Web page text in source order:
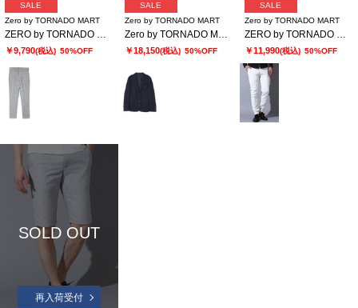
SALE
Zero by TORNADO MART
ZERO by TORNADO MART∴ウールポンチストレッチパンツ
￥9,790(税込) 50%OFF
SALE
Zero by TORNADO MART
Zero by TORNADO MART∴アーミーパールニットジャケット
￥18,150(税込) 50%OFF
SALE
Zero by TORNADO MART
ZERO by TORNADO MART∴ハイパワーストレッチツイルジョガーパンツ
￥11,990(税込) 50%OFF
SOLD OUT
再入荷受付